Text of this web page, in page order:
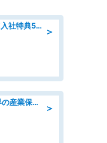
＞
2026年転職応援キャンペーン!入社特典58万円/デンソーで働こう!自動車工場で小型部品の検査業務 denso aichi
＞
「土日祝休み」ヘルスケア業界の産業保健師/高時給/未経験OK/要資格:保健師、正看護師